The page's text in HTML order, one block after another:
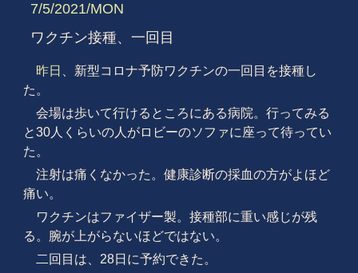
7/5/2021/MON
ワクチン接種、一回目
昨日
、新型コロナ予防ワクチンの一回目を接種し
た。
会場は歩いて行けるところにある病院。行ってみる
と30人くらいの人がロビーのソファに座って待ってい
た。
注射は痛くなかった。健康診断の採血の方がよほど
痛い。
ワクチンはファイザー製。接種部に重い感じが残
る。腕が上がらないほどではない。
二回目は、28日に予約できた。